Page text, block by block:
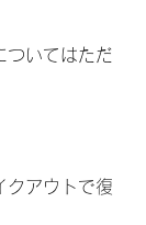
ついてはただ
クアウトで復